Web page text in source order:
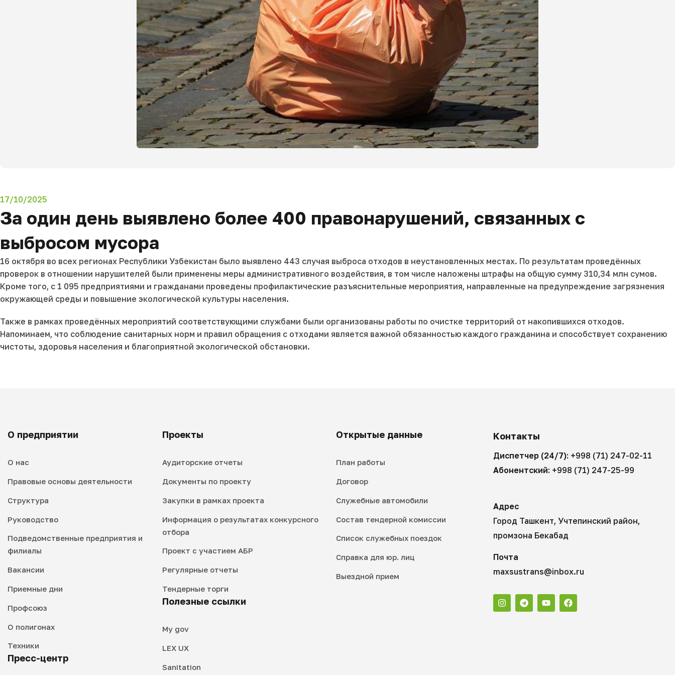
17/10/2025
За один день выявлено более 400 правонарушений, связанных с
выбросом мусора
16 октября во всех регионах Республики Узбекистан было выявлено 443 случая выброса отходов в неустановленных местах. По результатам проведённых
проверок в отношении нарушителей были применены меры административного воздействия, в том числе наложены штрафы на общую сумму 310,34 млн сумов.
Кроме того, с 1 095 предприятиями и гражданами проведены профилактические разъяснительные мероприятия, направленные на предупреждение загрязнения
окружающей среды и повышение экологической культуры населения.
Также в рамках проведённых мероприятий соответствующими службами были организованы работы по очистке территорий от накопившихся отходов.
Напоминаем, что соблюдение санитарных норм и правил обращения с отходами является важной обязанностью каждого гражданина и способствует сохранению
чистоты, здоровья населения и благоприятной экологической обстановки.
О предприятии
О нас
Правовые основы деятельности
Структура
Руководство
Подведомственные предприятия и
филиалы
Вакансии
Приемные дни
Профсоюз
О полигонах
Техники
Пресс-центр
Проекты
Аудиторские отчеты
Документы по проекту
Закупки в рамках проекта
Информация о результатах конкурсного
отбора
Проект с участием АБР
Регулярные отчеты
Тендерные торги
Полезные ссылки
My gov
LEX UX
Sanitation
Открытые данные
План работы
Договор
Служебные автомобили
Состав тендерной комиссии
Список служебных поездок
Справка для юр. лиц
Выездной прием
Контакты
Диспетчер (24/7): +998 (71) 247-02-11
Абонентский: +998 (71) 247-25-99
Адрес
Город Ташкент, Учтепинский район,
промзона Бекабад
Почта
maxsustrans@inbox.ru